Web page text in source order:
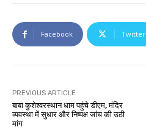
Facebook Twitter
PREVIOUS ARTICLE
बाबा कुशेश्वरस्थान धाम पहुंचे डीएम, मंदिर
व्यवस्था में सुधार और निष्पक्ष जांच की उठी
मांग